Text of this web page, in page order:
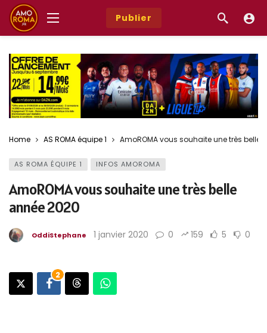
Publier
Home AS ROMA équipe 1 AmoROMA vous souhaite une très belle
AS ROMA ÉQUIPE 1 INFOS AMOROMA
AmoROMA vous souhaite une très belle
année 2020
OddiStephane 1 janvier 2020 0 159 5 0
2